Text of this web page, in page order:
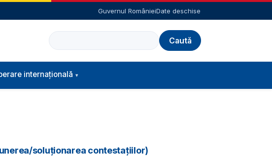
Guvernul RomânieiDate deschise
Caută
internațională
soluționarea contestațiilor)